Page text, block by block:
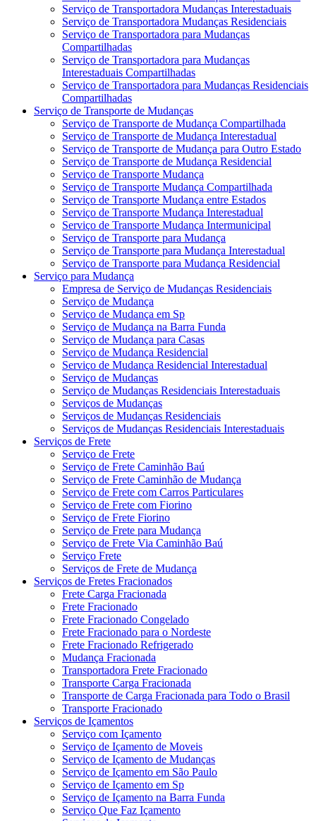
Serviço de Transportadora Mudanças Interestaduais
Serviço de Transportadora Mudanças Residenciais
Serviço de Transportadora para Mudanças
Compartilhadas
Serviço de Transportadora para Mudanças
Interestaduais Compartilhadas
Serviço de Transportadora para Mudanças Residenciais
Compartilhadas
Serviço de Transporte de Mudanças
Serviço de Transporte de Mudança Compartilhada
Serviço de Transporte de Mudança Interestadual
Serviço de Transporte de Mudança para Outro Estado
Serviço de Transporte de Mudança Residencial
Serviço de Transporte Mudança
Serviço de Transporte Mudança Compartilhada
Serviço de Transporte Mudança entre Estados
Serviço de Transporte Mudança Interestadual
Serviço de Transporte Mudança Intermunicipal
Serviço de Transporte para Mudança
Serviço de Transporte para Mudança Interestadual
Serviço de Transporte para Mudança Residencial
Serviço para Mudança
Empresa de Serviço de Mudanças Residenciais
Serviço de Mudança
Serviço de Mudança em Sp
Serviço de Mudança na Barra Funda
Serviço de Mudança para Casas
Serviço de Mudança Residencial
Serviço de Mudança Residencial Interestadual
Serviço de Mudanças
Serviço de Mudanças Residenciais Interestaduais
Serviços de Mudanças
Serviços de Mudanças Residenciais
Serviços de Mudanças Residenciais Interestaduais
Serviços de Frete
Serviço de Frete
Serviço de Frete Caminhão Baú
Serviço de Frete Caminhão de Mudança
Serviço de Frete com Carros Particulares
Serviço de Frete com Fiorino
Serviço de Frete Fiorino
Serviço de Frete para Mudança
Serviço de Frete Via Caminhão Baú
Serviço Frete
Serviços de Frete de Mudança
Serviços de Fretes Fracionados
Frete Carga Fracionada
Frete Fracionado
Frete Fracionado Congelado
Frete Fracionado para o Nordeste
Frete Fracionado Refrigerado
Mudança Fracionada
Transportadora Frete Fracionado
Transporte Carga Fracionada
Transporte de Carga Fracionada para Todo o Brasil
Transporte Fracionado
Serviços de Içamentos
Serviço com Içamento
Serviço de Içamento de Moveis
Serviço de Içamento de Mudanças
Serviço de Içamento em São Paulo
Serviço de Içamento em Sp
Serviço de Içamento na Barra Funda
Serviço Que Faz Içamento